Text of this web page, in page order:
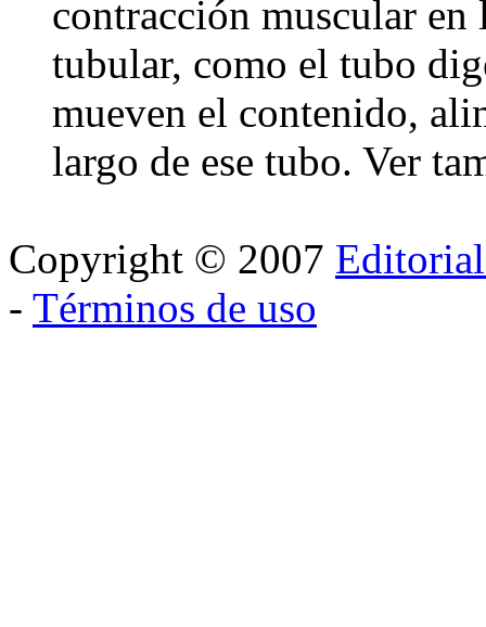
contracción muscular en
tubular, como el tubo
mueven el contenido,
largo de ese tubo. Ver
Copyright © 2007
- Términos de uso